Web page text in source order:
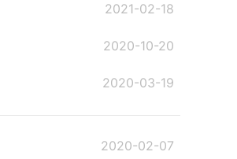
2021-02-18
2020-10-20
2020-03-19
2020-02-07